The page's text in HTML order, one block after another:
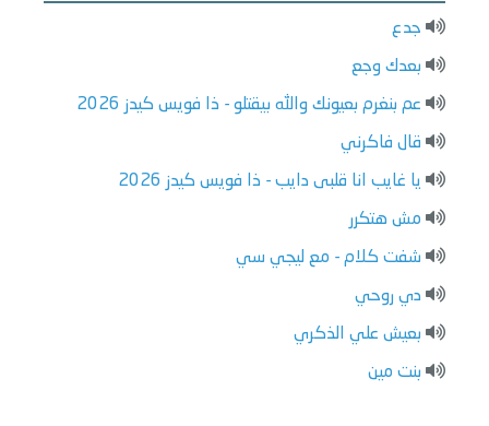
جدع
بعدك وجع
عم بنغرم بعيونك والله بيقتلو - ذا فويس كيدز 2026
قال فاكرني
يا غايب انا قلبى دايب - ذا فويس كيدز 2026
مش هتكرر
شفت كلام - مع ليجي سي
دي روحي
بعيش علي الذكري
بنت مين